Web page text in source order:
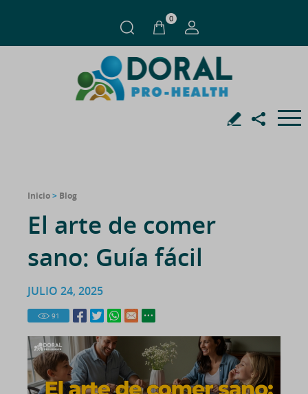
0
Inicio> Blog
El arte de comer
sano: Guía fácil
JULIO 24, 2025
91